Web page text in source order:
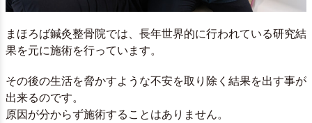
まほろば鍼灸整骨院では、長年世界的に行われている研究結
果を元に施術を行っています。
その後の生活を脅かすような不安を取り除く結果を出す事が
出来るのです。
原因が分からず施術することはありません。